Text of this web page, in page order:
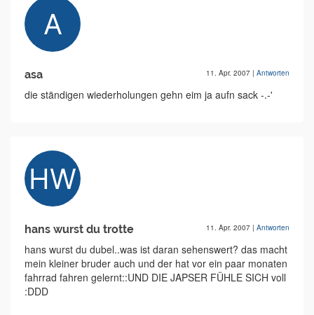
asa 11. Apr. 2007 | Antworten
die ständigen wiederholungen gehn eim ja aufn sack -.-'
hans wurst du trotte 11. Apr. 2007 | Antworten
hans wurst du dubel..was ist daran sehenswert? das macht
mein kleiner bruder auch und der hat vor ein paar monaten
fahrrad fahren gelernt::UND DIE JAPSER FÜHLE SICH voll
:DDD